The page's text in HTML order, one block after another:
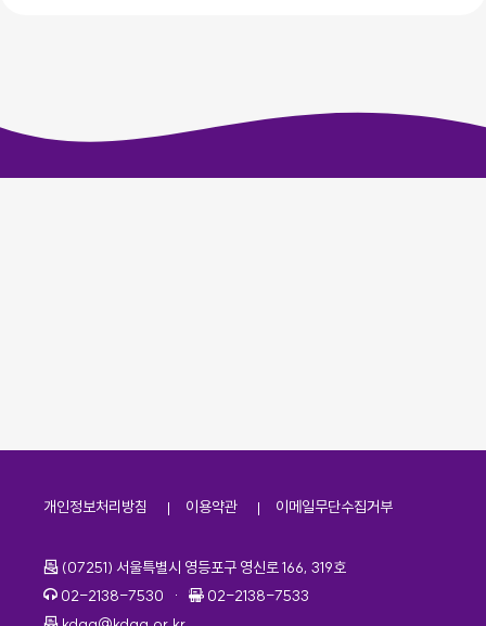
개인정보처리방침 이용약관 이메일무단수집거부
주소
(07251) 서울특별시 영등포구 영신로 166, 319호
전화번호
02-2138-7530 · 팩스번호
02-2138-7533